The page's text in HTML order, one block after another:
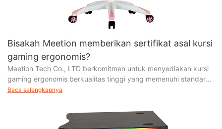
Bisakah Meetion memberikan sertifikat asal kursi
gaming ergonomis?
Meetion Tech Co., LTD berkomitmen untuk menyediakan kursi
gaming ergonomis berkualitas tinggi yang memenuhi standar
tertinggi di industri. Sebagai bagian dari dedikasi kami
Baca selengkapnya